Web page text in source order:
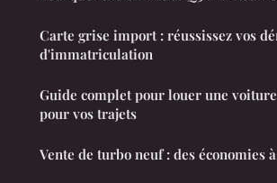
Carte grise import : réussissez vos
d'immatriculation
Guide complet pour louer une
pour vos trajets
Vente de turbo neuf : des économies